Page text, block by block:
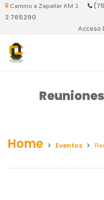
Camino a Zapallar KM 1
2 765290
Acceso
Home Eventos